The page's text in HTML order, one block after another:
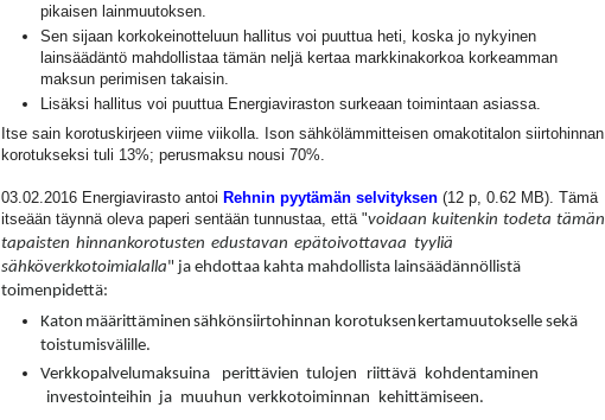
pikaisen lainmuutoksen.
Sen sijaan korkokeinotteluun hallitus voi puuttua heti, koska jo nykyinen
lainsäädäntö mahdollistaa tämän neljä kertaa markkinakorkoa korkeamman
maksun perimisen takaisin.
Lisäksi hallitus voi puuttua Energiaviraston surkeaan toimintaan asiassa.
Itse sain korotuskirjeen viime viikolla. Ison sähkölämmitteisen omakotitalon siirtohinnan
korotukseksi tuli 13%; perusmaksu nousi 70%.
03.02.2016 Energiavirasto antoi Rehnin pyytämän selvityksen (12 p, 0.62 MB). Tämä
itseään täynnä oleva paperi sentään tunnustaa, että "voidaan kuitenkin todeta tämän
tapaisten hinnankorotusten edustavan epätoivottavaa tyyliä
sähköverkkotoimialalla" ja ehdottaa kahta mahdollista lainsäädännöllistä
toimenpidettä:
Katon määrittäminen sähkönsiirtohinnan korotuksen kertamuutokselle sekä
toistumisvälille.
Verkkopalvelumaksuina
perittävien tulojen riittävä kohdentaminen
inves­tointeihin ja muuhun verkkotoiminnan kehittämiseen.